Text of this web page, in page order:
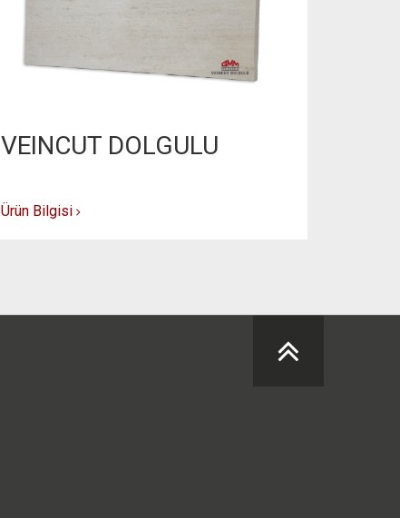
VEINCUT DOLGULU
Ürün Bilgisi